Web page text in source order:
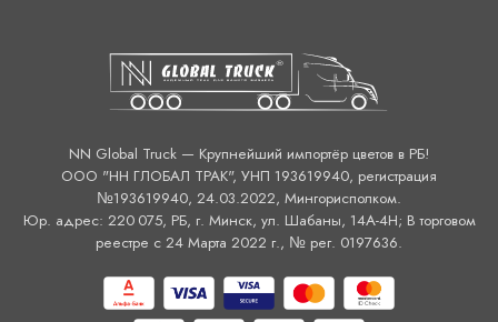
NN Global Truck — Крупнейший импортёр цветов в РБ!
ООО "НН ГЛОБАЛ ТРАК", УНП 193619940, регистрация
№193619940, 24.03.2022, Мингорисполком.
Юр. адрес: 220 075, РБ, г. Минск, ул. Шабаны, 14А-4H; В торговом
реестре с 24 Марта 2022 г., № рег. 0197636.